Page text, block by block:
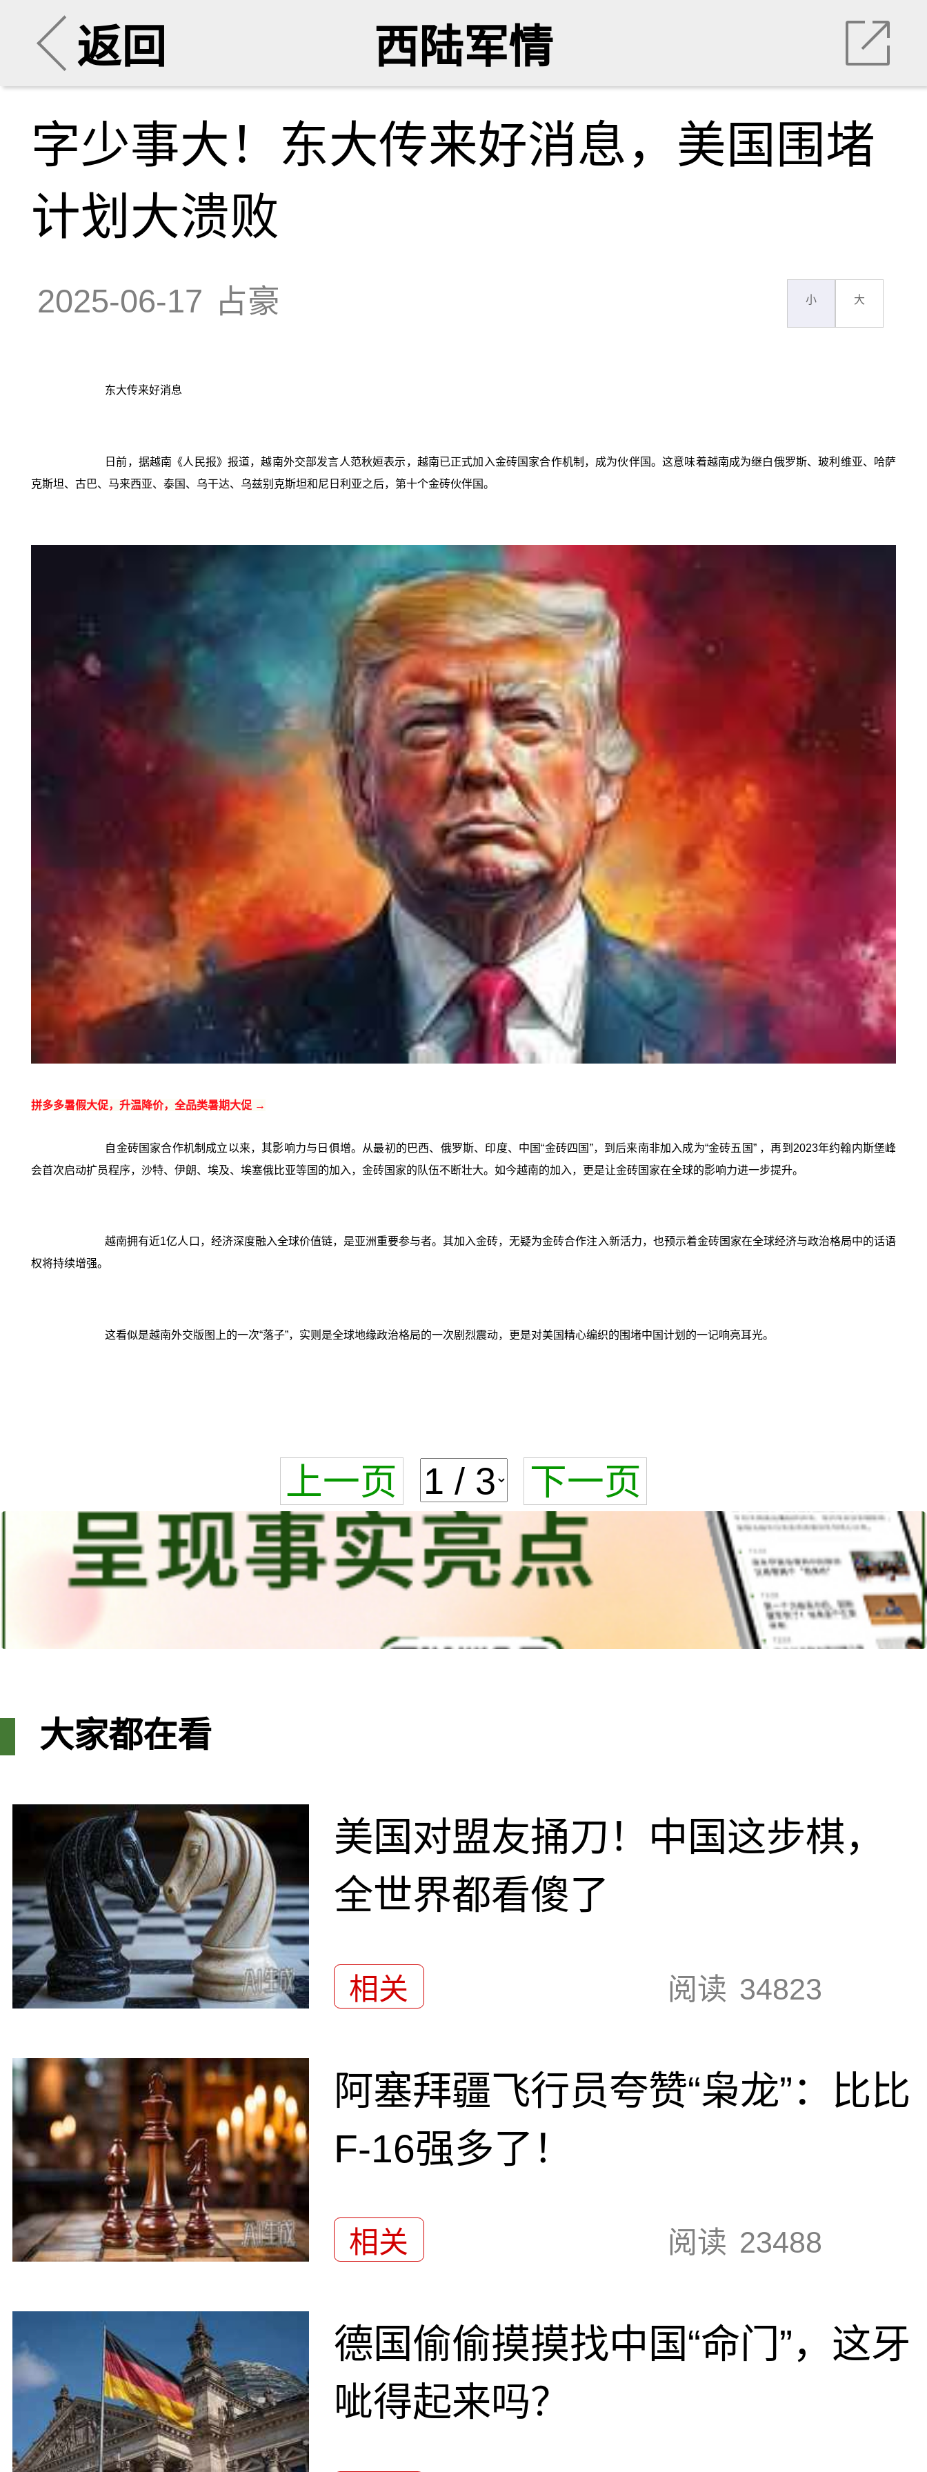
返回 西陆军情
字少事大！东大传来好消息，美国围堵
计划大溃败
2025-06-17 占豪 小 大
东大传来好消息
日前，据越南《人民报》报道，越南外交部发言人范秋姮表示，越南已正式加入金砖国家合作机制，成为伙伴国。这意味着越南成为继白俄罗斯、玻利维亚、哈萨
克斯坦、古巴、马来西亚、泰国、乌干达、乌兹别克斯坦和尼日利亚之后，第十个金砖伙伴国。
拼多多暑假大促，升温降价，全品类暑期大促 →
自金砖国家合作机制成立以来，其影响力与日俱增。从最初的巴西、俄罗斯、印度、中国“金砖四国”，到后来南非加入成为“金砖五国” ，再到2023年约翰内斯堡峰
会首次启动扩员程序，沙特、伊朗、埃及、埃塞俄比亚等国的加入，金砖国家的队伍不断壮大。如今越南的加入，更是让金砖国家在全球的影响力进一步提升。
越南拥有近1亿人口，经济深度融入全球价值链，是亚洲重要参与者。其加入金砖，无疑为金砖合作注入新活力，也预示着金砖国家在全球经济与政治格局中的话语
权将持续增强。
这看似是越南外交版图上的一次“落子”，实则是全球地缘政治格局的一次剧烈震动，更是对美国精心编织的围堵中国计划的一记响亮耳光。
上一页 下一页
大家都在看
美国对盟友捅刀！中国这步棋，
全世界都看傻了
相关 阅读 34823
阿塞拜疆飞行员夸赞“枭龙”：比比
F-16强多了！
相关 阅读 23488
德国偷偷摸摸找中国“命门”，这牙
呲得起来吗？